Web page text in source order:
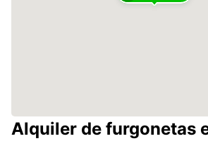
Alquiler de furgonetas